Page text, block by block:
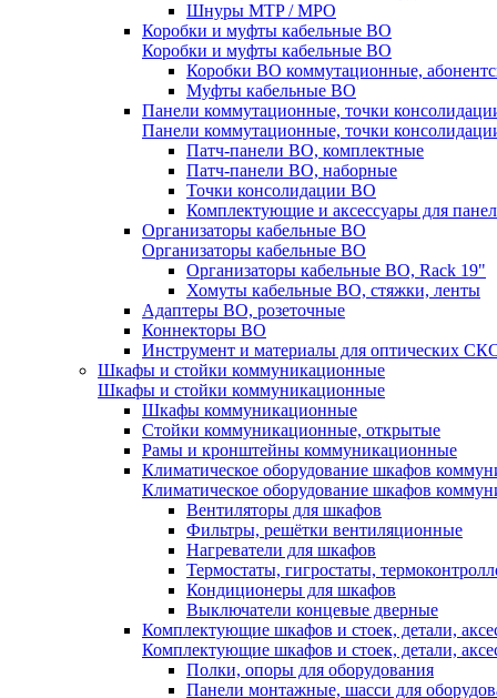
Шнуры MTP / MPO
Коробки и муфты кабельные ВО
Коробки и муфты кабельные ВО
Коробки ВО коммутационные,
Муфты кабельные ВО
Панели коммутационные, точки
Панели коммутационные, точки
Патч-панели ВО, комплектные
Патч-панели ВО, наборные
Точки консолидации ВО
Комплектующие и аксессуары для
Организаторы кабельные ВО
Организаторы кабельные ВО
Организаторы кабельные ВО, Rack 19"
Хомуты кабельные ВО, стяжки, ленты
Адаптеры ВО, розеточные
Коннекторы ВО
Инструмент и материалы для оптических
Шкафы и стойки коммуникационные
Шкафы и стойки коммуникационные
Шкафы коммуникационные
Стойки коммуникационные, открытые
Рамы и кронштейны коммуникационные
Климатическое оборудование шкафов
Климатическое оборудование шкафов
Вентиляторы для шкафов
Фильтры, решётки вентиляционные
Нагреватели для шкафов
Термостаты, гигростаты,
Кондиционеры для шкафов
Выключатели концевые дверные
Комплектующие шкафов и стоек, детали,
Комплектующие шкафов и стоек, детали,
Полки, опоры для оборудования
Панели монтажные, шасси для